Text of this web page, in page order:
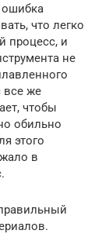
ошибка
что легко
процесс, и
не
все же
чтобы
обильно
этого
в